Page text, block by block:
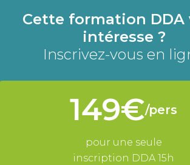
Cette formation DDA
intéresse ?
Inscrivez-vous en
149€/pers
pour une seule
inscription DDA 15h